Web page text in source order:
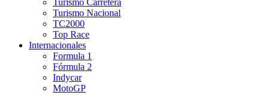
Turismo Nacional
TC2000
Top Race
Internacionales
Formula 1
Fórmula 2
Indycar
MotoGP